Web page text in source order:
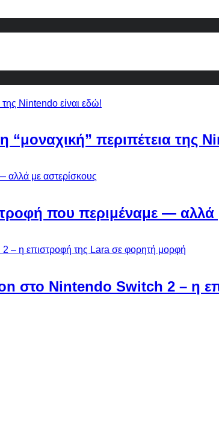
περιπέτεια της
που περιμέναμε — αλλά
στο Nintendo Switch 2 – η